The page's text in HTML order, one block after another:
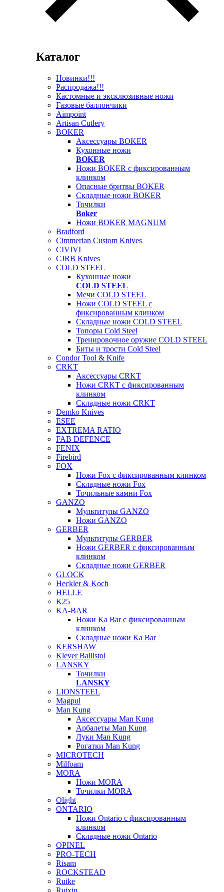
Каталог
Новинки!!!
Распродажа!!!
Кастомные и эксклюзивные ножи
Газовые баллончики
Aimpoint
Artisan Cutlery
BOKER
Аксессуары BOKER
Кухонные ножи
BOKER
Ножи BOKER с фиксированным
клинком
Опасные бритвы BOKER
Складные ножи BOKER
Точилки
Boker
Ножи BOKER MAGNUM
Bradford
Cimmerian Custom Knives
CIVIVI
CJRB Knives
COLD STEEL
Кухонные ножи
COLD STEEL
Мечи COLD STEEL
Ножи COLD STEEL с
фиксированным клинком
Складные ножи COLD STEEL
Топоры Cold Steel
Тренировочное оружие COLD STEEL
Биты и трости Cold Steel
Condor Tool & Knife
CRKT
Аксессуары CRKT
Ножи CRKT с фиксированным
клинком
Складные ножи CRKT
Demko Knives
ESEE
EXTREMA RATIO
FAB DEFENCE
FENIX
Firebird
FOX
Ножи Fox с фиксированным клинком
Складные ножи Fox
Точильные камни Fox
GANZO
Мультитулы GANZO
Ножи GANZO
GERBER
Мультитулы GERBER
Ножи GERBER с фиксированным
клинком
Складные ножи GERBER
GLOCK
Heckler & Koch
HELLE
K25
KA-BAR
Ножи Ka Bar c фиксированным
клинком
Складные ножи Ka Bar
KERSHAW
Klever Ballistol
LANSKY
Точилки
LANSKY
LIONSTEEL
Magpul
Man Kung
Аксессуары Man Kung
Арбалеты Man Kung
Луки Man Kung
Рогатки Man Kung
MICROTECH
Milfoam
MORA
Ножи MORA
Точилки MORA
Olight
ONTARIO
Ножи Ontario c фиксированным
клинком
Складные ножи Ontario
OPINEL
PRO-TECH
Risam
ROCKSTEAD
Ruike
Ruixin